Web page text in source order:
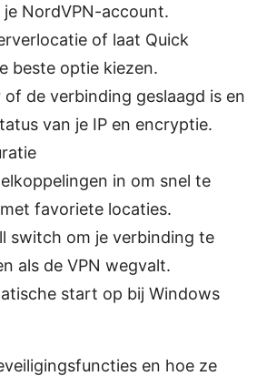
NordVPN-account.
of laat Quick
beste optie kiezen.
de verbinding geslaagd is en
van je IP en encryptie.
in om snel te
favoriete locaties.
switch om je verbinding te
als de VPN wegvalt.
start op bij Windows
en hoe ze